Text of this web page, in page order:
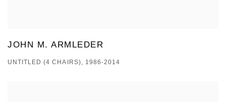
JOHN M. ARMLEDER
UNTITLED (4 CHAIRS), 1986-2014